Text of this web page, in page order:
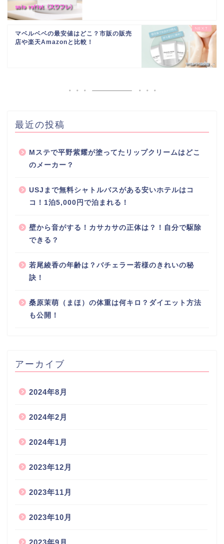
マベルベベの最安値はどこ？市販の販売
店や楽天Amazonと比較！
最近の投稿
Mステで平野紫耀が塗ってたリップクリームはどこ
のメーカー？
USJまで無料シャトルバスがある安いホテルはコ
コ！1泊5,000円で泊まれる！
壁から音がする！カサカサの正体は？！自分で駆除
できる？
若尾綾香の年齢は？バチェラー若様のきれいの秘
訣！
桑原茉萌（まほ）の体重は何キロ？ダイエット方法
も公開！
アーカイブ
2024年8月
2024年2月
2024年1月
2023年12月
2023年11月
2023年10月
2023年9月